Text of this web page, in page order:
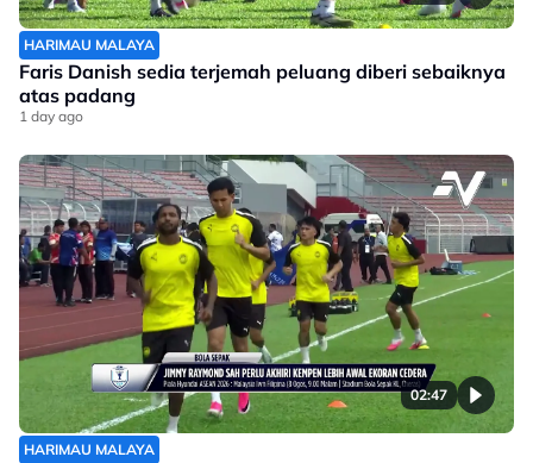
HARIMAU MALAYA
Faris Danish sedia terjemah peluang diberi sebaiknya
atas padang
1 day ago
02:47
HARIMAU MALAYA